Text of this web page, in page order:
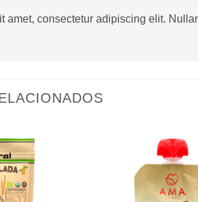
amet, consectetur adipiscing elit.